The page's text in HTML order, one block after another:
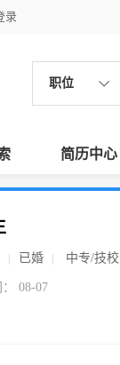
录
职位
简历中心
已婚 中专/技校
08-07